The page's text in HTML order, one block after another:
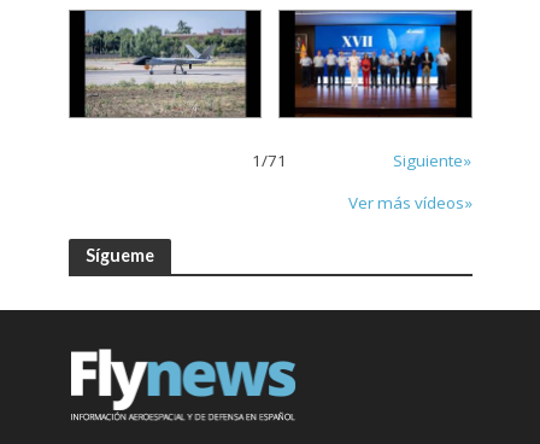
1/71
Siguiente»
Ver más vídeos»
Sígueme